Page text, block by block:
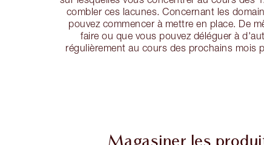
combler ces lacunes. Concernant les
pouvez commencer à mettre en place. De
faire ou que vous pouvez déléguer à
régulièrement au cours des prochains mois